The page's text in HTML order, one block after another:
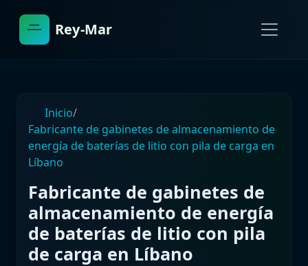
Rey-Mar
Inicio/
Fabricante de gabinetes de almacenamiento de
energía de baterías de litio con pila de carga en
Líbano
Fabricante de gabinetes de
almacenamiento de energía
de baterías de litio con pila
de carga en Líbano